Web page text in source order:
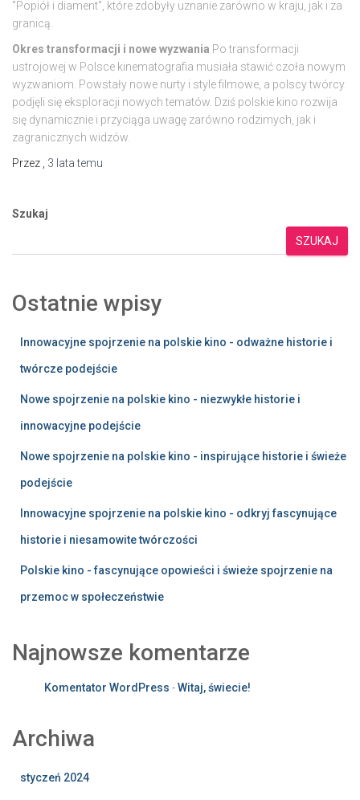
"Popiół i diament", które zdobyły uznanie zarówno w kraju, jak i za
granicą.
Okres transformacji i nowe wyzwania Po transformacji
ustrojowej w Polsce kinematografia musiała stawić czoła nowym
wyzwaniom. Powstały nowe nurty i style filmowe, a polscy twórcy
podjęli się eksploracji nowych tematów. Dziś polskie kino rozwija
się dynamicznie i przyciąga uwagę zarówno rodzimych, jak i
zagranicznych widzów.
Przez
3 latatemu
Szukaj
SZUKAJ
Ostatnie wpisy
Innowacyjne spojrzenie na polskie kino - odważne historie i
twórcze podejście
Nowe spojrzenie na polskie kino - niezwykłe historie i
innowacyjne podejście
Nowe spojrzenie na polskie kino - inspirujące historie i świeże
podejście
Innowacyjne spojrzenie na polskie kino - odkryj fascynujące
historie i niesamowite twórczości
Polskie kino - fascynujące opowieści i świeże spojrzenie na
przemoc w społeczeństwie
Najnowsze komentarze
Komentator WordPress -Witaj, świecie!
Archiwa
styczeń 2024